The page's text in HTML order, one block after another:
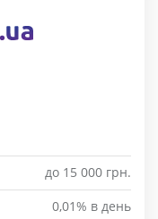
до 15 000 грн.
0,01% в день